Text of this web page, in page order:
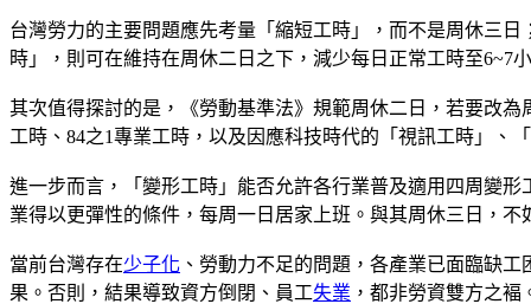
台灣勞力的主要問題應先考量「縮短工時」，而不是周休三
時」，則可在維持在周休二日之下，減少每日正常工時至
其次值得探討的是，《勞動基準法》規範周休二日，若要改
工時、84之1專業工時，以及因應科技時代的「視訊工時」、
進一步而言，「變形工時」能否允許各行業普及適用四周變
業得以更彈性的條件，每周一日居家上班。與其周休三日，
當前台灣存在少子化 、勞動力不足的問題，各產業已面臨缺
果。否則，結果導致資方倒閉、員工失業 ，都非勞資雙方之褔